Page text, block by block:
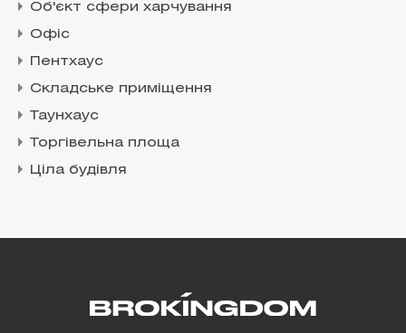
Об'єкт сфери харчування
Офіс
Пентхаус
Складське приміщення
Таунхаус
Торгівельна площа
Ціла будівля